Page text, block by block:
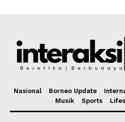
Nasional Borneo Update
Musik
Sports